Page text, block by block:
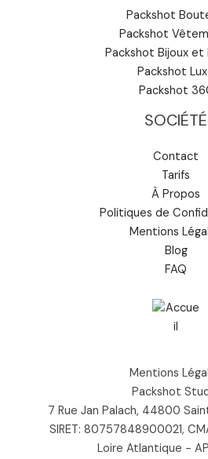
Packshot
Packshot
Packshot Bijoux et
Packshot
Packshot
SOCIÉTÉ
Contact
Tarifs
À Propos
Politiques de
Mentions
Blog
FAQ
Mentions
Packshot
7 Rue Jan Palach, 44800
SIRET: 80757848900021,
Loire Atlantique -